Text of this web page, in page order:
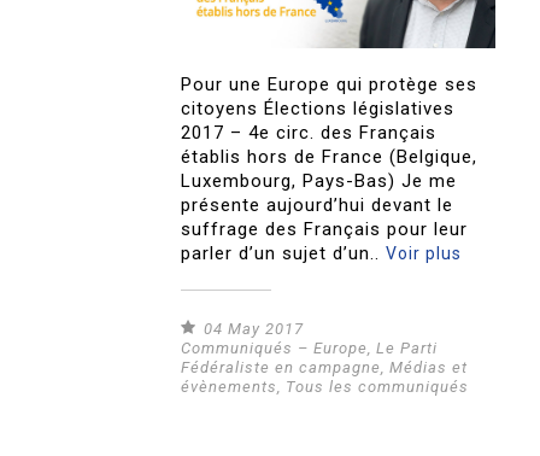
Pour une Europe qui protège ses
citoyens Élections législatives
2017 – 4e circ. des Français
établis hors de France (Belgique,
Luxembourg, Pays-Bas) Je me
présente aujourd’hui devant le
suffrage des Français pour leur
parler d’un sujet d’un..Voir plus
04 May 2017
Communiqués – Europe ,Le Parti
Fédéraliste en campagne ,Médias et
évènements
Tous les communiqués